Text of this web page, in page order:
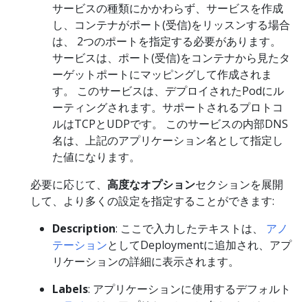
サービスの種類にかかわらず、サービスを作成
し、コンテナがポート(受信)をリッスンする場合
は、 2つのポートを指定する必要があります。
サービスは、ポート(受信)をコンテナから見たタ
ーゲットポートにマッピングして作成されま
す。 このサービスは、デプロイされたPodにル
ーティングされます。サポートされるプロトコ
ルはTCPとUDPです。 このサービスの内部DNS
名は、上記のアプリケーション名として指定し
た値になります。
必要に応じて、 高度なオプションセクションを展開
して、より多くの設定を指定することができます:
Description: ここで入力したテキストは、 アノ
テーションとしてDeploymentに追加され、アプ
リケーションの詳細に表示されます。
Labels: アプリケーションに使用するデフォルト